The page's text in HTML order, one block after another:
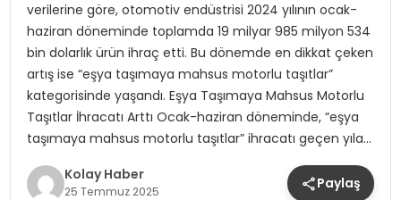
verilerine göre, otomotiv endüstrisi 2024 yılının ocak-
haziran döneminde toplamda 19 milyar 985 milyon 534
bin dolarlık ürün ihraç etti. Bu dönemde en dikkat çeken
artış ise “eşya taşımaya mahsus motorlu taşıtlar”
kategorisinde yaşandı. Eşya Taşımaya Mahsus Motorlu
Taşıtlar İhracatı Arttı Ocak-haziran döneminde, “eşya
taşımaya mahsus motorlu taşıtlar” ihracatı geçen yıla…
Kolay Haber
25 Temmuz 2025 Paylaş